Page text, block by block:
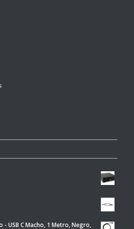
- USB C Macho, 1 Metro, Negro,